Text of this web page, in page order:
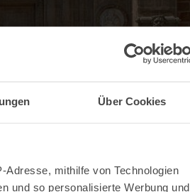
Über Cookies
mithilfe von Technologien
und so personalisierte Werbung und